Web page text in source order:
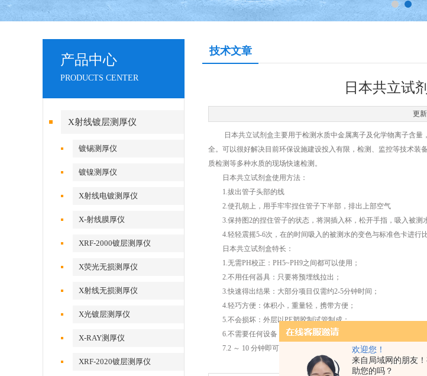
欢迎您！
来自局域网的朋友
助您的吗？
产品中心
PRODUCTS CENTER
X射线镀层测厚仪
镀锡测厚仪
镀镍测厚仪
X射线电镀测厚仪
X-射线膜厚仪
XRF-2000镀层测厚仪
X荧光无损测厚仪
X射线无损测厚仪
X光镀层测厚仪
X-RAY测厚仪
XRF-2020镀层测厚仪
技术文章
日本共立试
更
日本共立试剂盒主要用于检测水质中金属离子及化学物离子含量
全。可以很好解决目前环保设施建设投入有限，检测、监控等技术
质检测等多种水质的现场快速检测。
日本共立试剂盒使用方法：
1.拔出管子头部的线
2.使孔朝上，用手牢牢捏住管子下半部，排出上部空气
3.保持图2的捏住管子的状态，将洞插入杯，松开手指，吸入被测
4.轻轻震摇5-6次，在的时间吸入的被测水的变色与标准色卡进行
日本共立试剂盒特长：
1.无需PH校正：PH5~PH9之间都可以使用；
2.不用任何器具：只要将预埋线拉出；
3.快速得出结果：大部分项目仅需约2-5分钟时间；
4.轻巧方便：体积小，重量轻，携带方便；
5.不会损坏：外层以PE塑胶制试管制成；
6.不需要任何设备，采用目视比色法或数滴法进行测量；
7.2 ～ 10 分钟即可完成一个水样的分析工作。